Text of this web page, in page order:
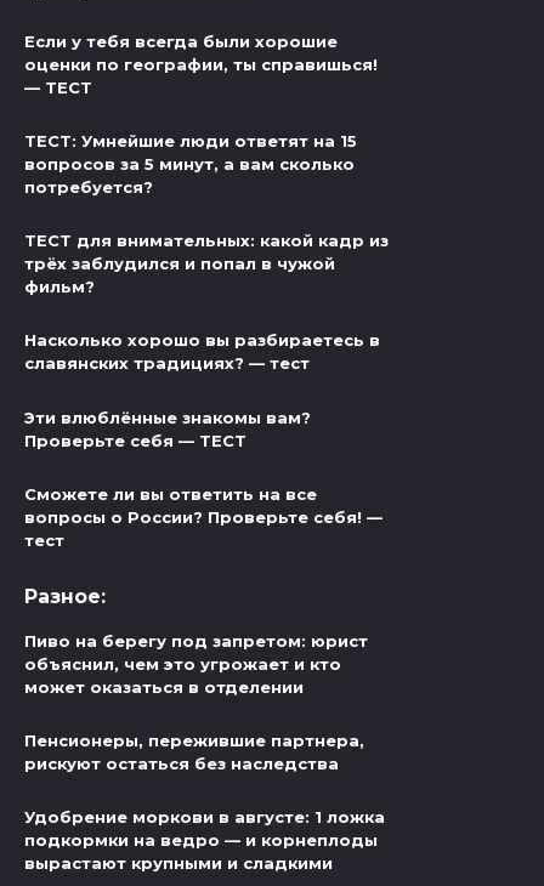
Если у тебя всегда были хорошие
оценки по географии, ты справишься!
— ТЕСТ
ТЕСТ: Умнейшие люди ответят на 15
вопросов за 5 минут, а вам сколько
потребуется?
ТЕСТ для внимательных: какой кадр из
трёх заблудился и попал в чужой
фильм?
Насколько хорошо вы разбираетесь в
славянских традициях? — тест
Эти влюблённые знакомы вам?
Проверьте себя — ТЕСТ
Сможете ли вы ответить на все
вопросы о России? Проверьте себя! —
тест
Разное:
Пиво на берегу под запретом: юрист
объяснил, чем это угрожает и кто
может оказаться в отделении
Пенсионеры, пережившие партнера,
рискуют остаться без наследства
Удобрение моркови в августе: 1 ложка
подкормки на ведро — и корнеплоды
вырастают крупными и сладкими